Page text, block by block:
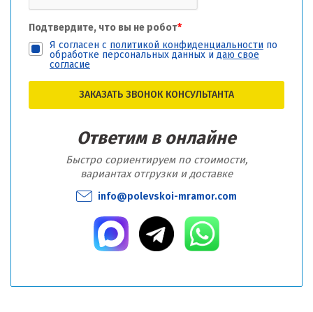
Подтвердите, что вы не робот*
Я согласен с политикой конфиденциальности по
обработке персональных данных и даю свое
согласие
ЗАКАЗАТЬ ЗВОНОК КОНСУЛЬТАНТА
Ответим в онлайне
Быстро сориентируем по стоимости,
вариантах отгрузки и доставке
info@polevskoi-mramor.com